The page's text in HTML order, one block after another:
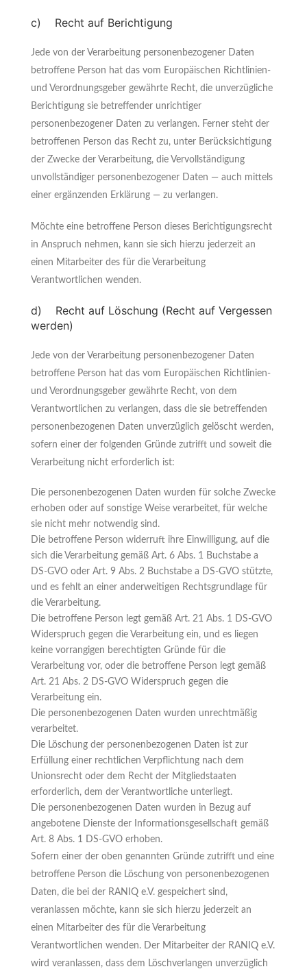
c) Recht auf Berichtigung
Jede von der Verarbeitung personenbezogener Daten
betroffene Person hat das vom Europäischen Richtlinien-
und Verordnungsgeber gewährte Recht, die unverzügliche
Berichtigung sie betreffender unrichtiger
personenbezogener Daten zu verlangen. Ferner steht der
betroffenen Person das Recht zu, unter Berücksichtigung
der Zwecke der Verarbeitung, die Vervollständigung
unvollständiger personenbezogener Daten — auch mittels
einer ergänzenden Erklärung — zu verlangen.
Möchte eine betroffene Person dieses Berichtigungsrecht
in Anspruch nehmen, kann sie sich hierzu jederzeit an
einen Mitarbeiter des für die Verarbeitung
Verantwortlichen wenden.
d) Recht auf Löschung (Recht auf Vergessen
werden)
Jede von der Verarbeitung personenbezogener Daten
betroffene Person hat das vom Europäischen Richtlinien-
und Verordnungsgeber gewährte Recht, von dem
Verantwortlichen zu verlangen, dass die sie betreffenden
personenbezogenen Daten unverzüglich gelöscht werden,
sofern einer der folgenden Gründe zutrifft und soweit die
Verarbeitung nicht erforderlich ist:
Die personenbezogenen Daten wurden für solche Zwecke
erhoben oder auf sonstige Weise verarbeitet, für welche
sie nicht mehr notwendig sind.
Die betroffene Person widerruft ihre Einwilligung, auf die
sich die Verarbeitung gemäß Art. 6 Abs. 1 Buchstabe a
DS-GVO oder Art. 9 Abs. 2 Buchstabe a DS-GVO stützte,
und es fehlt an einer anderweitigen Rechtsgrundlage für
die Verarbeitung.
Die betroffene Person legt gemäß Art. 21 Abs. 1 DS-GVO
Widerspruch gegen die Verarbeitung ein, und es liegen
keine vorrangigen berechtigten Gründe für die
Verarbeitung vor, oder die betroffene Person legt gemäß
Art. 21 Abs. 2 DS-GVO Widerspruch gegen die
Verarbeitung ein.
Die personenbezogenen Daten wurden unrechtmäßig
verarbeitet.
Die Löschung der personenbezogenen Daten ist zur
Erfüllung einer rechtlichen Verpflichtung nach dem
Unionsrecht oder dem Recht der Mitgliedstaaten
erforderlich, dem der Verantwortliche unterliegt.
Die personenbezogenen Daten wurden in Bezug auf
angebotene Dienste der Informationsgesellschaft gemäß
Art. 8 Abs. 1 DS-GVO erhoben.
Sofern einer der oben genannten Gründe zutrifft und eine
betroffene Person die Löschung von personenbezogenen
Daten, die bei der RANIQ e.V. gespeichert sind,
veranlassen möchte, kann sie sich hierzu jederzeit an
einen Mitarbeiter des für die Verarbeitung
Verantwortlichen wenden. Der Mitarbeiter der RANIQ e.V.
wird veranlassen, dass dem Löschverlangen unverzüglich